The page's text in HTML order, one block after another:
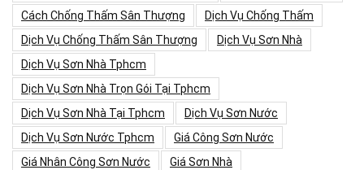
Cách Chống Thấm Sân Thượng
Dịch Vụ Chống Thấm
Dịch Vụ Chống Thấm Sân Thượng
Dịch Vụ Sơn Nhà
Dịch Vụ Sơn Nhà Tphcm
Dịch Vụ Sơn Nhà Trọn Gói Tại Tphcm
Dịch Vụ Sơn Nhà Tại Tphcm
Dịch Vụ Sơn Nước
Dịch Vụ Sơn Nước Tphcm
Giá Công Sơn Nước
Giá Nhân Công Sơn Nước
Giá Sơn Nhà